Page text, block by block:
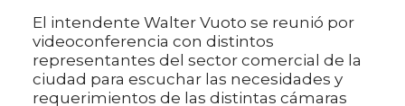
El intendente Walter Vuoto se reunió por
videoconferencia con distintos
representantes del sector comercial de la
ciudad para escuchar las necesidades y
requerimientos de las distintas cámaras